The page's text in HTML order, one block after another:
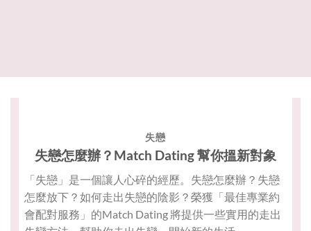
失戀
失戀怎麼辦？Match Dating 幫你搵新對象
「失戀」是一個讓人心碎的經歷。失戀怎麼辦？失戀
怎麼放下？如何走出失戀的陰影？榮獲「最佳專業約
會配對服務」的Match Dating 將提供一些實用的走出